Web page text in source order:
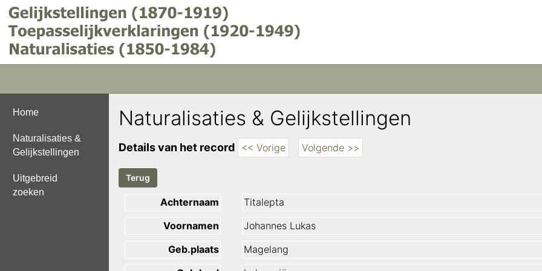
Home
Naturalisaties &
Gelijkstellingen
Uitgebreid
zoeken
Naturalisaties & Gelijkstellingen
Details van het record << Vorige Volgende >>
Achternaam
Titalepta
Voornamen
Johannes Lukas
Geb.plaats
Magelang